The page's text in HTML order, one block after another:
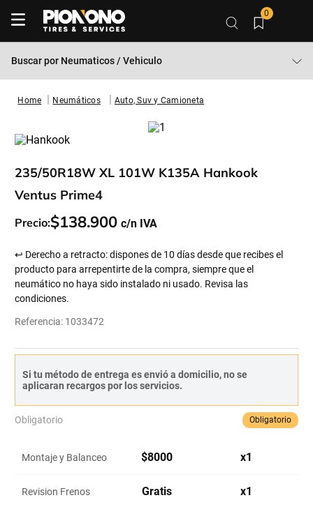
0
Buscar por Neumaticos / Vehiculo
Neumáticos Auto, Suv y Camioneta
235/50R18W XL 101W K135A Hankook
Ventus Prime4
Precio:$138.900
↩ Derecho a retracto: dispones de 10 días desde que recibes el
producto para arrepentirte de la compra, siempre que el
neumático no haya sido instalado ni usado. Revisa las
condiciones.
Referencia: 1033472
Si tu método de entrega es envió a domicilio, no se
aplicaran recargos por los servicios.
Obligatorio Obligatorio
Montaje y Balanceo $8000 x1
Revision Frenos Gratis x1